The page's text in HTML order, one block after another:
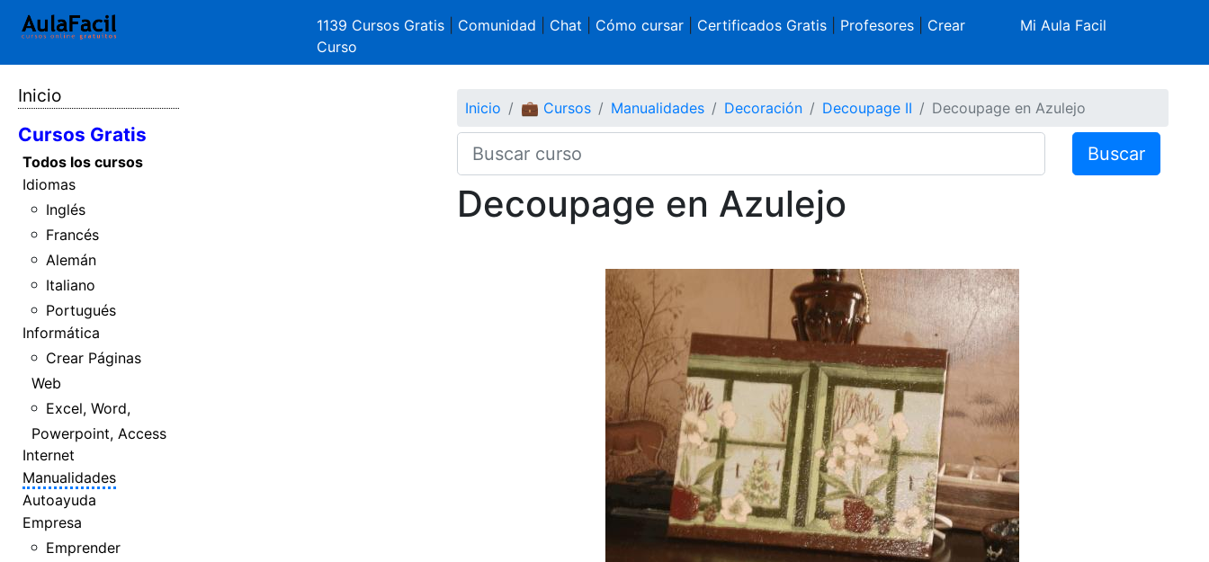
1139 Cursos Gratis Comunidad Chat Cómo cursar| Certificados Gratis| Profesores| Crear
Curso
Mi Aula Facil
Inicio
Cursos Gratis
Todos los cursos
Idiomas
Inglés
Francés
Alemán
Italiano
Portugués
Informática
Crear Páginas
Web
Excel, Word,
Powerpoint, Access
Internet
Manualidades
Autoayuda
Empresa
Emprender
Inicio 💼 Cursos Manualidades Decoración Decoupage II Decoupage en Azulejo
Buscar
Decoupage en Azulejo